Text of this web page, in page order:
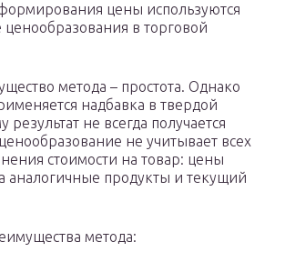
цены используются
в торговой
метода – простота. Однако
надбавка в твердой
не всегда получается
не учитывает всех
стоимости на товар: цены
аналогичные продукты и текущий
метода: